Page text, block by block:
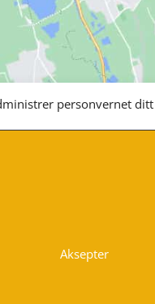
personvernet ditt
Aksepter
INFORMASJON